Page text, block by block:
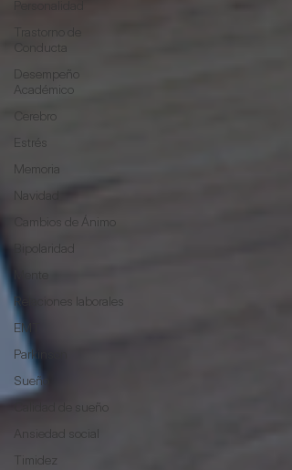
Conducta
Desempeño
Académico
Cerebro
Estrés
Memoria
Navidad
Cambios de Ánimo
Bipolaridad
Mente
Relaciones laborales
EMT
Parkinson
Sueño
Calidad de sueño
Ansiedad social
Timidez